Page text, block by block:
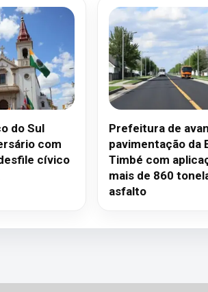
do Sul
com
cívico
Prefeitura de
pavimentação da
Timbé com
mais de 860
asfalto